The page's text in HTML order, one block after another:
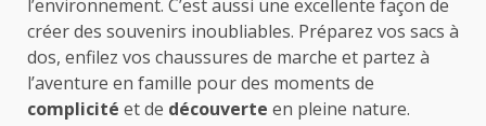
l’environnement. C’est aussi une excellente façon de
créer des souvenirs inoubliables. Préparez vos sacs à
dos, enfilez vos chaussures de marche et partez à
l’aventure en famille pour des moments de
complicité et de découverte en pleine nature.